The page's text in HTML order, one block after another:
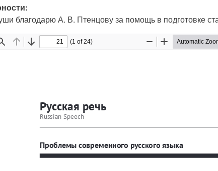
благодарю А. В. Птенцову за помощь в подготовке